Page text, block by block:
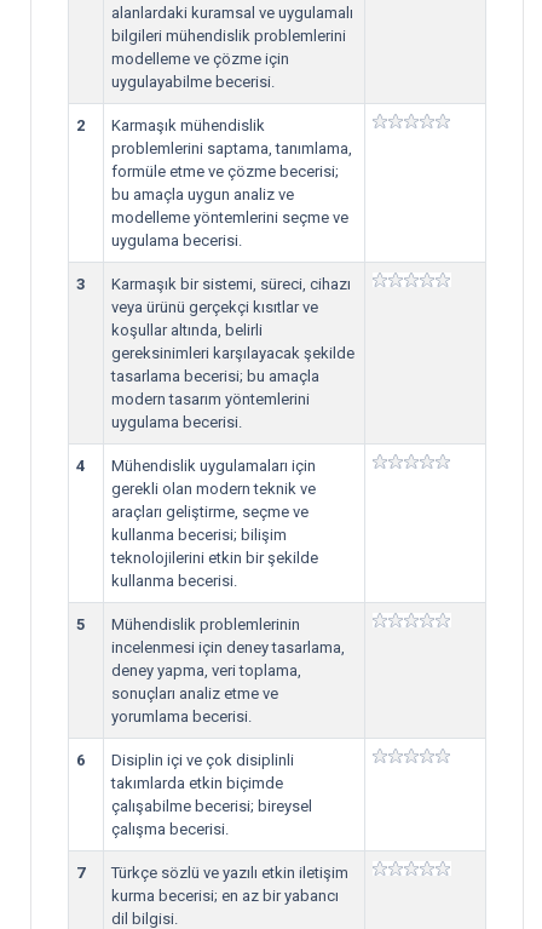
alanlardaki kuramsal ve uygulamalı
bilgileri mühendislik problemlerini
modelleme ve çözme için
uygulayabilme becerisi.
2
Karmaşık mühendislik
problemlerini saptama, tanımlama,
formüle etme ve çözme becerisi;
bu amaçla uygun analiz ve
modelleme yöntemlerini seçme ve
uygulama becerisi.
3
Karmaşık bir sistemi, süreci, cihazı
veya ürünü gerçekçi kısıtlar ve
koşullar altında, belirli
gereksinimleri karşılayacak şekilde
tasarlama becerisi; bu amaçla
modern tasarım yöntemlerini
uygulama becerisi.
4
Mühendislik uygulamaları için
gerekli olan modern teknik ve
araçları geliştirme, seçme ve
kullanma becerisi; bilişim
teknolojilerini etkin bir şekilde
kullanma becerisi.
5
Mühendislik problemlerinin
incelenmesi için deney tasarlama,
deney yapma, veri toplama,
sonuçları analiz etme ve
yorumlama becerisi.
6
Disiplin içi ve çok disiplinli
takımlarda etkin biçimde
çalışabilme becerisi; bireysel
çalışma becerisi.
7
Türkçe sözlü ve yazılı etkin iletişim
kurma becerisi; en az bir yabancı
dil bilgisi.